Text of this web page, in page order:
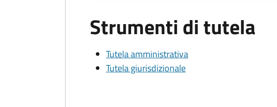
Strumenti di tutela
Tutela amministrativa
Tutela giurisdizionale